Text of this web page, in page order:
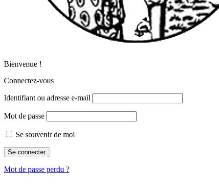
Bienvenue !
Connectez-vous
Identifiant ou adresse e-mail
Mot de passe
Se souvenir de moi
Mot de passe perdu ?